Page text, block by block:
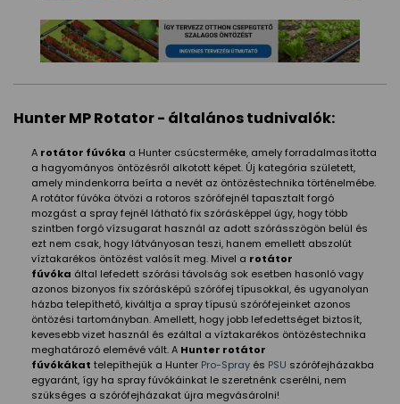
Hunter MP Rotator - általános tudnivalók:
A rotátor fúvóka a Hunter csúcsterméke, amely forradalmasította
a hagyományos öntözésről alkotott képet. Új kategória született,
amely mindenkorra beírta a nevét az öntözéstechnika történelmébe.
A rotátor fúvóka ötvözi a rotoros szórófejnél tapasztalt forgó
mozgást a spray fejnél látható fix szórásképpel úgy, hogy több
szintben forgó vízsugarat használ az adott szórásszögön belül és
ezt nem csak, hogy látványosan teszi, hanem emellett abszolút
víztakarékos öntözést valósít meg. Mivel a rotátor
fúvóka által lefedett szórási távolság sok esetben hasonló vagy
azonos bizonyos fix szórásképű szórófej típusokkal, és ugyanolyan
házba telepíthető, kiváltja a spray típusú szórófejeinket azonos
öntözési tartományban. Amellett, hogy jobb lefedettséget biztosít,
kevesebb vizet használ és ezáltal a víztakarékos öntözéstechnika
meghatározó elemévé vált. A Hunter rotátor
fúvókákat telepíthejük a Hunter Pro-Spray és PSU szórófejházakba
egyaránt, így ha spray fúvókáinkat le szeretnénk cserélni, nem
szükséges a szórófejházakat újra megvásárolni!